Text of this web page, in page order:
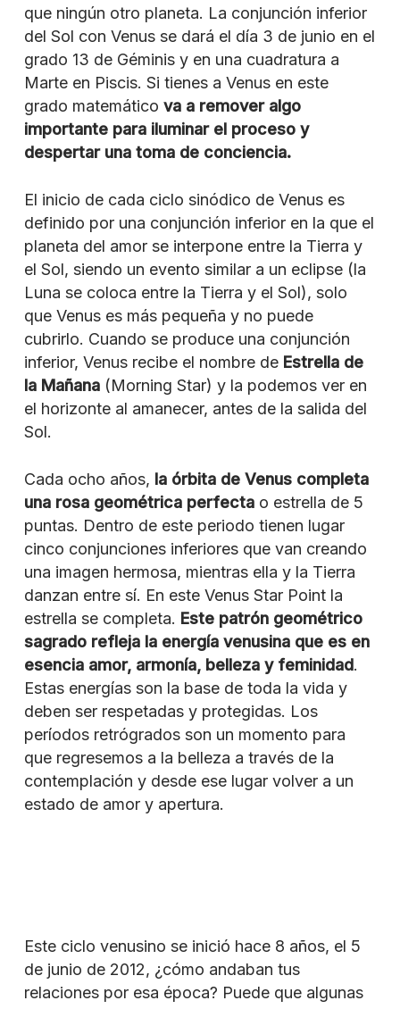
que ningún otro planeta. La conjunción inferior
del Sol con Venus se dará el día 3 de junio en el
grado 13 de Géminis y en una cuadratura a
Marte en Piscis. Si tienes a Venus en este
grado matemático va a remover algo
importante para iluminar el proceso y
despertar una toma de conciencia.
El inicio de cada ciclo sinódico de Venus es
definido por una conjunción inferior en la que el
planeta del amor se interpone entre la Tierra y
el Sol, siendo un evento similar a un eclipse (la
Luna se coloca entre la Tierra y el Sol), solo
que Venus es más pequeña y no puede
cubrirlo. Cuando se produce una conjunción
inferior, Venus recibe el nombre de Estrella de
la Mañana(Morning Star) y la podemos ver en
el horizonte al amanecer, antes de la salida del
Sol.
Cada ocho años, la órbita de Venus completa
una rosa geométrica perfecta o estrella de 5
puntas. Dentro de este periodo tienen lugar
cinco conjunciones inferiores que van creando
una imagen hermosa, mientras ella y la Tierra
danzan entre sí. En este Venus Star Point la
estrella se completa. Este patrón geométrico
sagrado refleja la energía venusina que es en
esencia amor, armonía, belleza y feminidad.
Estas energías son la base de toda la vida y
deben ser respetadas y protegidas. Los
períodos retrógrados son un momento para
que regresemos a la belleza a través de la
contemplación y desde ese lugar volver a un
estado de amor y apertura.
Este ciclo venusino se inició hace 8 años, el 5
de junio de 2012, ¿cómo andaban tus
relaciones por esa época? Puede que algunas